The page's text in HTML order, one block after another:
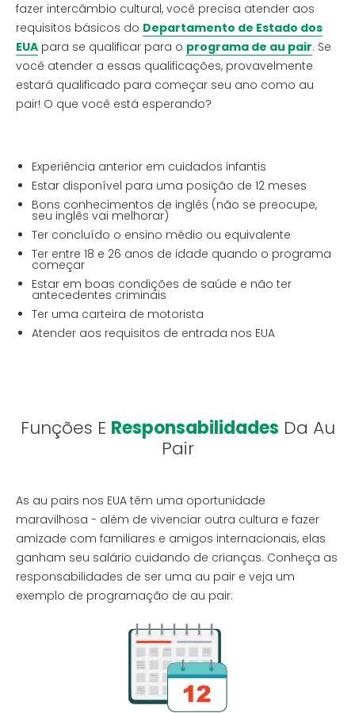
fazer intercâmbio cultural, você precisa atender aos
requisitos básicos do Departamento de Estado dos
EUA para se qualificar para o programa de au pair. Se
você atender a essas qualificações, provavelmente
estará qualificado para começar seu ano como au
pair! O que você está esperando?
Experiência anterior em cuidados infantis
Estar disponível para uma posição de 12 meses
Bons conhecimentos de inglês (não se preocupe,
seu inglês vai melhorar)
Ter concluído o ensino médio ou equivalente
Ter entre 18 e 26 anos de idade quando o programa
começar
Estar em boas condições de saúde e não ter
antecedentes criminais
Ter uma carteira de motorista
Atender aos requisitos de entrada nos EUA
Funções E Responsabilidades Da Au
Pair
As au pairs nos EUA têm uma oportunidade
maravilhosa - além de vivenciar outra cultura e fazer
amizade com familiares e amigos internacionais, elas
ganham seu salário cuidando de crianças. Conheça as
responsabilidades de ser uma au pair e veja um
exemplo de programação de au pair: